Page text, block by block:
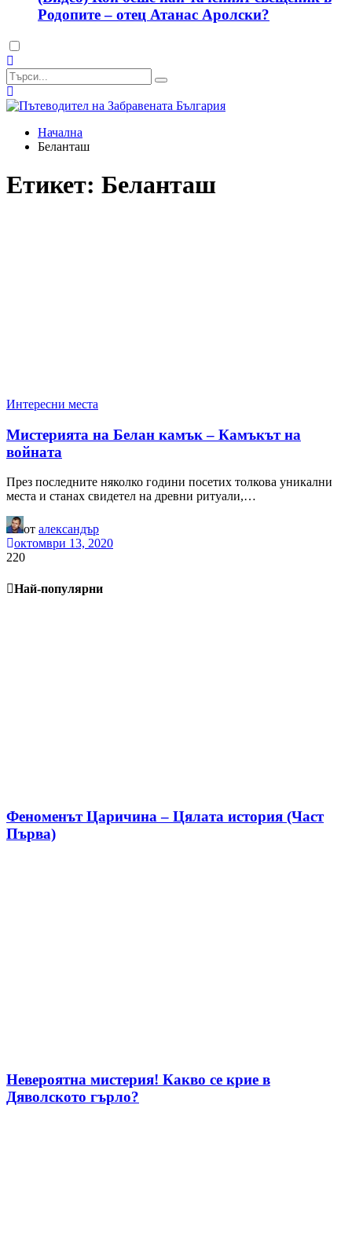
Родопите – отец Атанас Аролски?
Dark
mode
Начална
Беланташ
Етикет: Беланташ
Интересни места
Мистерията на Белан камък – Камъкът на
войната
През последните няколко години посетих толкова уникални
места и станах свидетел на древни ритуали,…
от александър
октомври 13, 2020
220
Най-популярни
Феноменът Царичина – Цялата история (Част
Първа)
Невероятна мистерия! Какво се крие в
Дяволското гърло?